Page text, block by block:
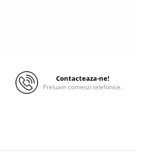
Contacteaza-ne!
Preluam comenzi telefonice.